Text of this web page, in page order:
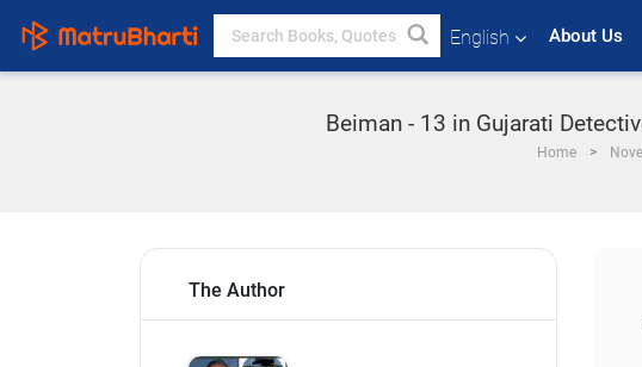
English About Us
Beiman - 13 in Gujarati
Home
The Author